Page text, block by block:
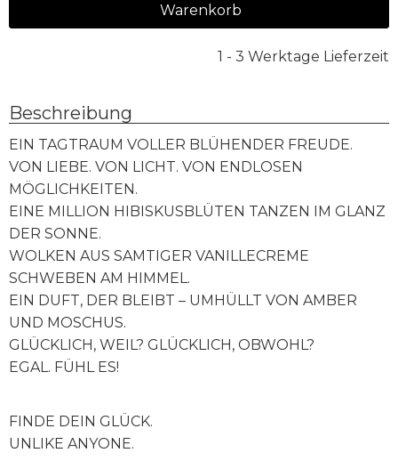
Warenkorb
1 - 3 Werktage Lieferzeit
Beschreibung
EIN TAGTRAUM VOLLER BLÜHENDER FREUDE.
VON LIEBE. VON LICHT. VON ENDLOSEN
MÖGLICHKEITEN.
EINE MILLION HIBISKUSBLÜTEN TANZEN IM GLANZ
DER SONNE.
WOLKEN AUS SAMTIGER VANILLECREME
SCHWEBEN AM HIMMEL.
EIN DUFT, DER BLEIBT – UMHÜLLT VON AMBER
UND MOSCHUS.
GLÜCKLICH, WEIL? GLÜCKLICH, OBWOHL?
EGAL. FÜHL ES!
FINDE DEIN GLÜCK.
UNLIKE ANYONE.